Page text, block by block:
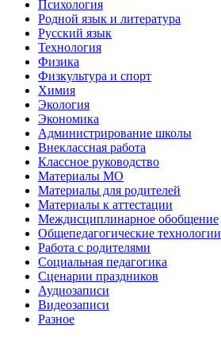
Психология
Родной язык и литература
Русский язык
Технология
Физика
Физкультура и спорт
Химия
Экология
Экономика
Администрирование школы
Внеклассная работа
Классное руководство
Материалы МО
Материалы для родителей
Материалы к аттестации
Междисциплинарное обобщение
Общепедагогические технологии
Работа с родителями
Социальная педагогика
Сценарии праздников
Аудиозаписи
Видеозаписи
Разное